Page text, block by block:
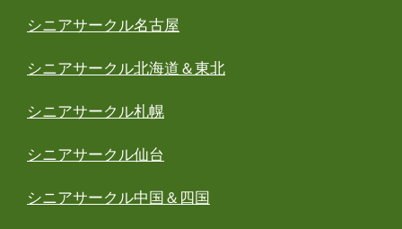
シニアサークル名古屋
シニアサークル北海道＆東北
シニアサークル札幌
シニアサークル仙台
シニアサークル中国＆四国